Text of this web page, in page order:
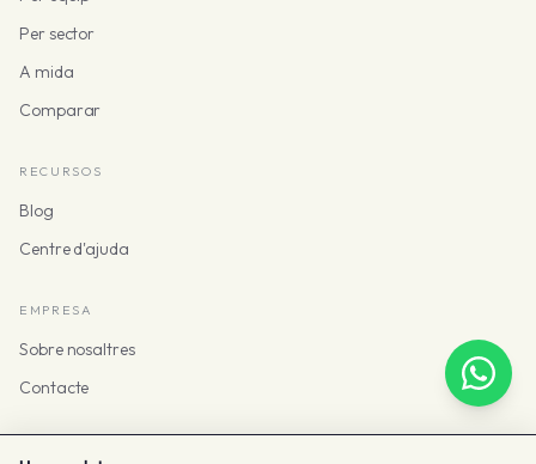
Per sector
A mida
Comparar
RECURSOS
Blog
Centre d'ajuda
EMPRESA
Sobre nosaltres
Contacte